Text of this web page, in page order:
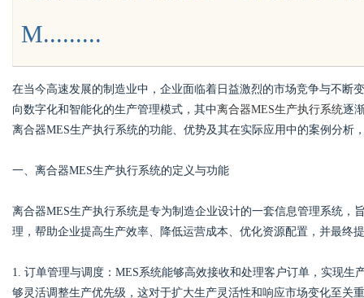
Bo
M.........
在当今高速发展的制造业中，企业面临着日益激烈的市场竞争与不断
向数字化和智能化的生产管理模式，其中离合器MES生产执行系统逐
离合器MES生产执行系统的功能、优势及其在实际应用中的案例分析
一、离合器MES生产执行系统的定义与功能
离合器MES生产执行系统是专为制造企业设计的一套信息管理系统
理，帮助企业提高生产效率、降低运营成本、优化资源配置，并最终
1. 订单管理与调度：MES系统能够高效接收和处理客户订单，实现
够灵活调整生产优先级，这对于扩大生产灵活性和响应市场变化至关